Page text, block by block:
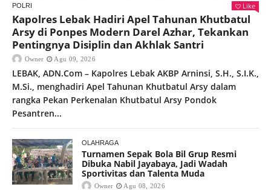
POLRI Like
Kapolres Lebak Hadiri Apel Tahunan Khutbatul
Arsy di Ponpes Modern Darel Azhar, Tekankan
Pentingnya Disiplin dan Akhlak Santri
Owner Agu 09, 2026
LEBAK, ADN.Com – Kapolres Lebak AKBP Arninsi, S.H., S.I.K.,
M.Si., menghadiri Apel Tahunan Khutbatul Arsy dalam
rangka Pekan Perkenalan Khutbatul Arsy Pondok
Pesantren...
OLAHRAGA
Turnamen Sepak Bola Bil Grup Resmi
Dibuka Nabil Jayabaya, Jadi Wadah
Sportivitas dan Talenta Muda
Owner Agu 08, 2026